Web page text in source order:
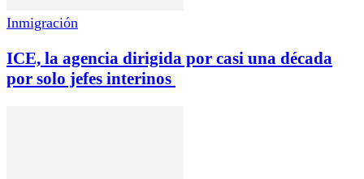
Inmigración
ICE, la agencia dirigida por casi una década
por solo jefes interinos